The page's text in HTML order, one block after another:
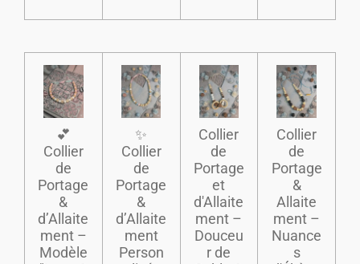
​💕
Collier
de
Portage
&
d’Allaite
ment –
Modèle
​✨
Collier
de
Portage
&
d’Allaite
ment
Person
​Collier
de
Portage
et
d'Allaite
ment –
Douceu
r de
​Collier
de
Portage
&
Allaite
ment –
Nuance
s